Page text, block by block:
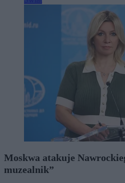
Moskwa atakuje
muzealnik”